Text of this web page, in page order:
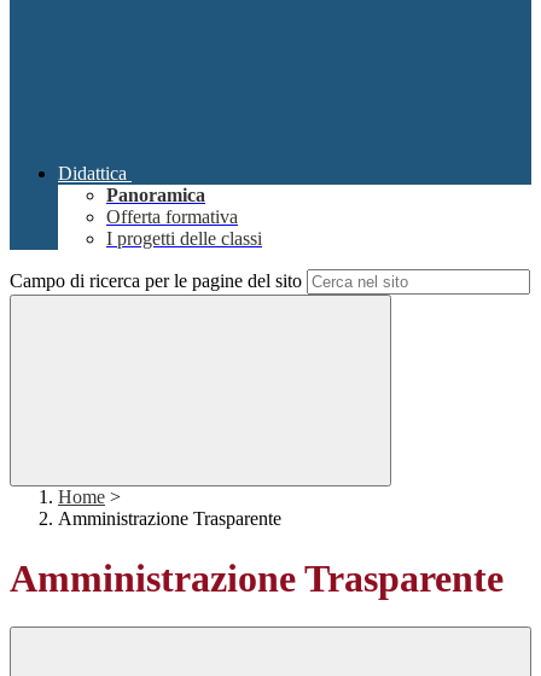
Didattica
Panoramica
Offerta formativa
I progetti delle classi
Campo di ricerca per le pagine del sito
Home >
Amministrazione Trasparente
Amministrazione Trasparente